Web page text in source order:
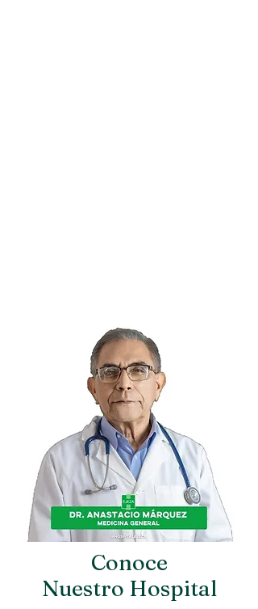
Conoce
Nuestro Hospital